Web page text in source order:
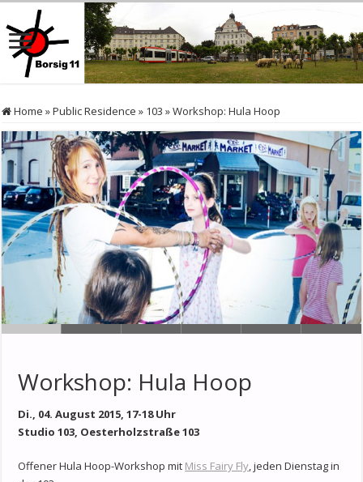
Home »Public Residence » 103 »Workshop: Hula Hoop
Workshop: Hula Hoop
Di., 04. August 2015, 17-18 Uhr
Studio 103, Oesterholzstraße 103
Offener Hula Hoop-Workshop mit Miss Fairy Fly, jeden Dienstag in